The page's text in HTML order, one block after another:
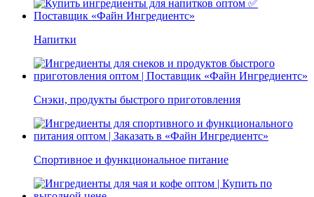
Напитки
Снэки, продукты быстрого приготовления
Спортивное и функциональное питание